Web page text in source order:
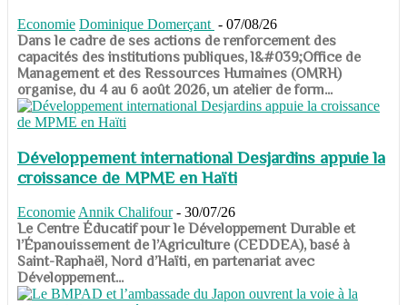
Economie Dominique Domerçant - 07/08/26
Dans le cadre de ses actions de renforcement des
capacités des institutions publiques, l&#039;Office de
Management et des Ressources Humaines (OMRH)
organise, du 4 au 6 août 2026, un atelier de form...
Développement international Desjardins appuie la
croissance de MPME en Haïti
Economie Annik Chalifour - 30/07/26
​​​​​​​Le Centre Éducatif pour le Développement Durable et
l’Épanouissement de l’Agriculture (CEDDEA), basé à
Saint-Raphaël, Nord d’Haïti, en partenariat avec
Développement...